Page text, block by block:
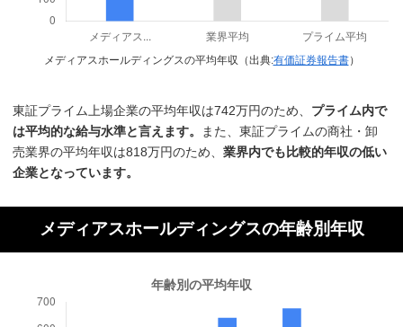
メディアスホールディングスの平均年収（出典:有価証券報告書）
東証プライム上場企業の平均年収は742万円のため、 プライム内で
は平均的な給与水準と言えます。
また、東証プライムの商社・卸
売業界の平均年収は818万円のため、業界内でも比較的年収の低い
企業となっています。
メディアスホールディングスの年齢別年収